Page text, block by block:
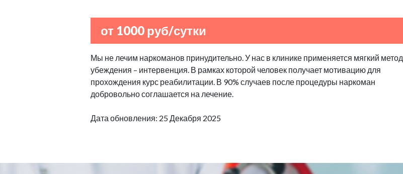
от 1000 руб/сутки
Мы не лечим наркоманов принудительно. У нас в клинике применяется мягкий метод
убеждения – интервенция. В рамках которой человек получает мотивацию для
прохождения курс реабилитации. В 90% случаев после процедуры наркоман
добровольно соглашается на лечение.
Дата обновления: 25 Декабря 2025